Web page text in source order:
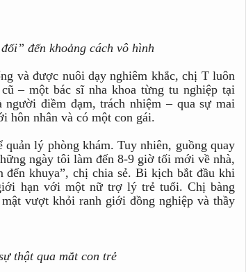
đến khoảng cách vô hình
và được nuôi dạy nghiêm khắc, chị T luôn
– một bác sĩ nha khoa từng tu nghiệp tại
điềm đạm, trách nhiệm – qua sự mai
hôn nhân và có một con gái.
lý phòng khám. Tuy nhiên, guồng quay
ngày tôi làm đến 8-9 giờ tối mới về nhà,
khuya”, chị chia sẻ. Bi kịch bắt đầu khi
hạn với một nữ trợ lý trẻ tuổi. Chị bàng
vượt khỏi ranh giới đồng nghiệp và thầy
thật qua mắt con trẻ